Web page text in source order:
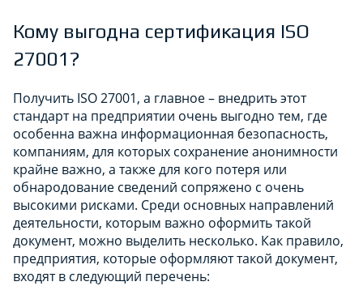
Кому выгодна сертификация ISO
27001?
Получить ISO 27001, а главное – внедрить этот
стандарт на предприятии очень выгодно тем, где
особенна важна информационная безопасность,
компаниям, для которых сохранение анонимности
крайне важно, а также для кого потеря или
обнародование сведений сопряжено с очень
высокими рисками. Среди основных направлений
деятельности, которым важно оформить такой
документ, можно выделить несколько. Как правило,
предприятия, которые оформляют такой документ,
входят в следующий перечень: